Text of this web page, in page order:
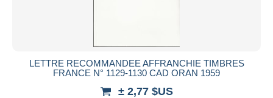
LETTRE RECOMMANDEE AFFRANCHIE TIMBRES
FRANCE N° 1129-1130 CAD ORAN 1959
± 2,77 $US